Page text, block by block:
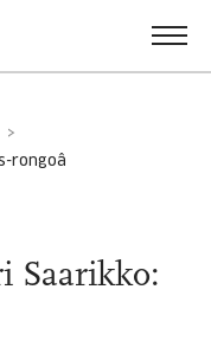
rongoâ
Saarikko: